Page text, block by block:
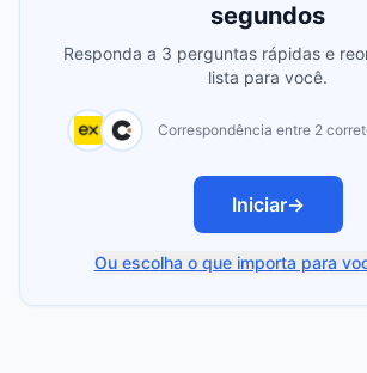
segundos
Responda a 3 perguntas rápidas e
lista para você.
Correspondência entre 2
Iniciar→
Ou escolha o que importa para